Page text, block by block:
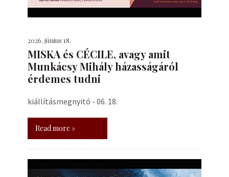
2026. június 18.
MISKA és CÉCILE, avagy amit
Munkácsy Mihály házasságáról
érdemes tudni
kiállításmegnyitó - 06. 18.
Read more »